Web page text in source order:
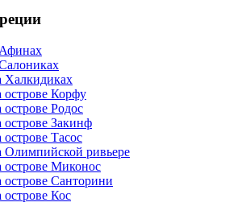
Халкидиках
Корфу
Родос
Закинф
Тасос
ривьере
Миконос
Санторини
Кос